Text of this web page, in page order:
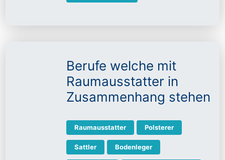
Berufe welche mit
Raumausstatter in
Zusammenhang stehen
Raumausstatter Polsterer
Sattler Bodenleger